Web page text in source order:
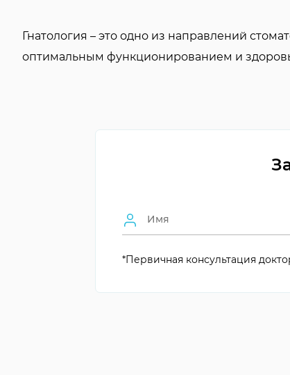
Гнатология – это одно из направлений
оптимальным функционированием и
Период лечения
По плану
Применяемые методы
*Первичная консультация